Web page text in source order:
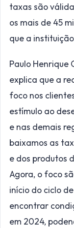
taxas são
os mais de 45
que a
Paulo Henrique
explica que a
foco nos
estímulo ao
e nas demais
baixamos as
e dos produtos
Agora, o foco
início do ciclo
encontrar
em 2024,